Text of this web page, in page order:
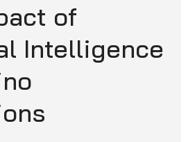
of
Intelligence